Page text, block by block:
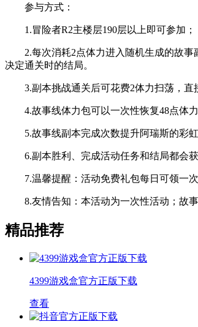
参与方式：
1.冒险者R2主楼层190层以上即可参加；
2.每次消耗2点体力进入随机生成的故事副
决定通关时的结局。
3.副本挑战通关后可花费2体力扫荡，直接
4.故事线体力包可以一次性恢复48点体力
5.故事线副本完成次数提升阿瑞斯的彩虹
6.副本胜利、完成活动任务和结局都会获
7.温馨提醒：活动免费礼包每日可领一次
8.友情告知：本活动为一次性活动；故事
精品推荐
4399游戏盒官方正版下载
查看